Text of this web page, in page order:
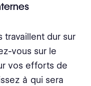
travaillent dur sur
vous sur le
vos efforts de
à qui sera